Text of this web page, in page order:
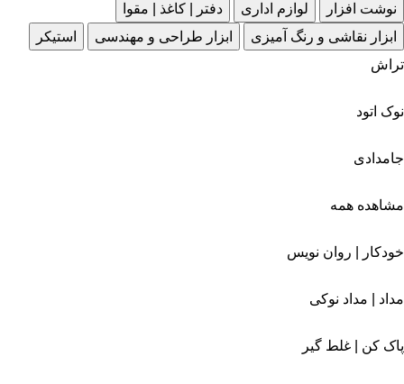
نوشت افزار لوازم اداری
دفتر | کاغذ | مقوا
ابزار نقاشی و رنگ آمیزی
ابزار طراحی و مهندسی
استیکر
تراش
نوک اتود
جامدادی
مشاهده همه
خودکار | روان نویس
مداد | مداد نوکی
پاک کن | غلط گیر